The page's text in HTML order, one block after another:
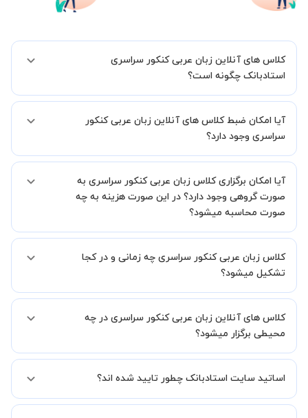
کلاس های آنلاین زبان عربی کنکور سراسری
استادبانک چگونه است؟
شما میدهیم که استاد شما پیش از جلسه تمامی موارد لازم برای برگزاری
یک کلاس آنلاین با کیفیت و مفید را به شما توضیح خواهند داد.
آیا امکان ضبط کلاس های آنلاین زبان عربی کنکور
سراسری وجود دارد؟
کنید.
آیا امکان برگزاری کلاس زبان عربی کنکور سراسری به
صورت گروهی وجود دارد؟ در این صورت هزینه به چه
صورت محاسبه میشود؟
اما در صورتیکه مایل هستید کلاس ها را در کنار دوستان و یا آشنایان خود
به صورت گروهی برگزار کنید، این امکان وجود دارد. در این حالت، به ازای هر
اضافه خواهد شد.
کلاس زبان عربی کنکور سراسری چه زمانی و در کجا
تشکیل میشود؟
شما و استاد تعیین خواهد شد.
همچنین کلاس های خصوصی به طور کلی در منزل شاگرد برگزار میشود. در
کلاس در یک مکان عمومی مانند کتابخانه با استاد خود هماهنگی لازم را
انجام دهید.
کلاس های آنلاین زبان عربی کنکور سراسری در چه
محیطی برگزار میشود؟
اساتید سایت استادبانک چطور تایید شده اند؟